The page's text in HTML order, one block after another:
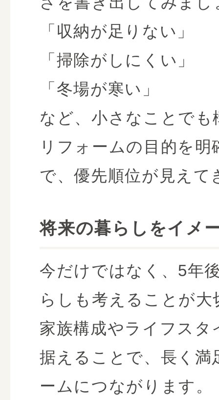
「収納が足りない」
「掃除がしにくい」
「冬場が寒い」
など、小さなことでも
リフォームの目的を
で、優先順位が見えて
将来の暮らしをイメ
今だけではなく、5年
らしも考えることが大
家族構成やライフスタ
据えることで、長く満
ームにつながります。